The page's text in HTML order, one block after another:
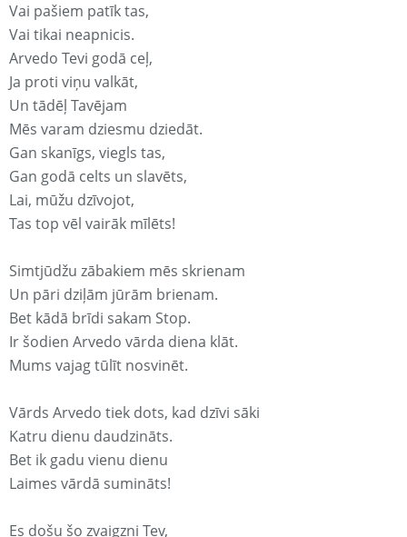
Vai pašiem patīk tas,
Vai tikai neapnicis.
Arvedo Tevi godā ceļ,
Ja proti viņu valkāt,
Un tādēļ Tavējam
Mēs varam dziesmu dziedāt.
Gan skanīgs, viegls tas,
Gan godā celts un slavēts,
Lai, mūžu dzīvojot,
Tas top vēl vairāk mīlēts!
Simtjūdžu zābakiem mēs skrienam
Un pāri dziļām jūrām brienam.
Bet kādā brīdi sakam Stop.
Ir šodien Arvedo vārda diena klāt.
Mums vajag tūlīt nosvinēt.
Vārds Arvedo tiek dots, kad dzīvi sāki
Katru dienu daudzināts.
Bet ik gadu vienu dienu
Laimes vārdā sumināts!
Es došu šo zvaigzni Tev,